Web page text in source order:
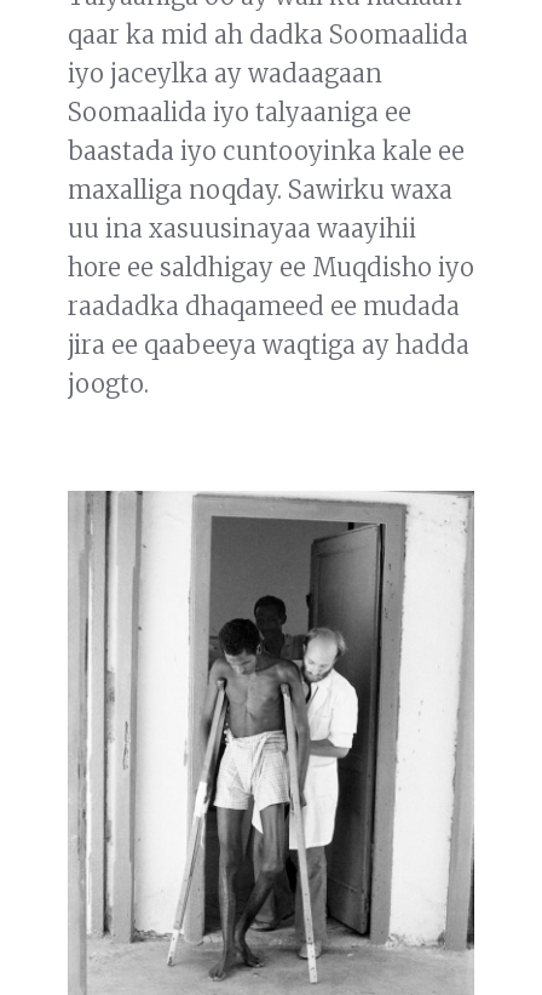
qaar ka mid ah dadka Soomaalida
iyo jaceylka ay wadaagaan
Soomaalida iyo talyaaniga ee
baastada iyo cuntooyinka kale ee
maxalliga noqday. Sawirku waxa
uu ina xasuusinayaa waayihii
hore ee saldhigay ee Muqdisho iyo
raadadka dhaqameed ee mudada
jira ee qaabeeya waqtiga ay hadda
joogto.